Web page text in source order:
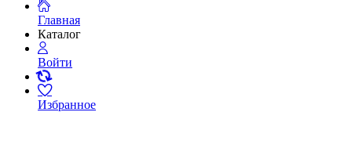
Главная
Каталог
Войти
Избранное